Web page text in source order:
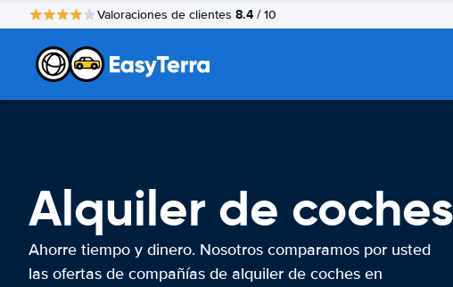
Valoraciones de clientes 8.4 / 10
Alquiler de
Ahorre tiempo y dinero. Nosotros comparamos por usted
las ofertas de compañías de alquiler de coches en